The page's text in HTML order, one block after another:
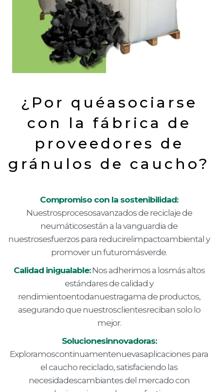
¿Por quéasociarse
con la fábrica de
proveedores de
gránulos de caucho?
Compromiso con la sostenibilidad:
Nuestrosprocesosavanzados de reciclaje de
neumáticosestán a la vanguardia de
nuestrosesfuerzos para reducirelimpactoambiental y
promover un futuromásverde.
Calidad inigualable:Nos adherimos a losmás altos
estándares de calidad y
rendimientoentodanuestragama de productos,
asegurando que nuestrosclientesreciban solo lo
mejor.
Solucionesinnovadoras:
Exploramoscontinuamentenuevasaplicaciones para
el caucho reciclado, satisfaciendo las
necesidadescambiantes del mercado con